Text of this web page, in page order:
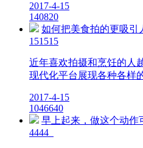
2017-4-15
140820
如何把美食拍的更吸引
151515
近年喜欢拍摄和烹饪的人
现代化平台展现各种各样
2017-4-15
1046640
早上起来，做这个动作
4444